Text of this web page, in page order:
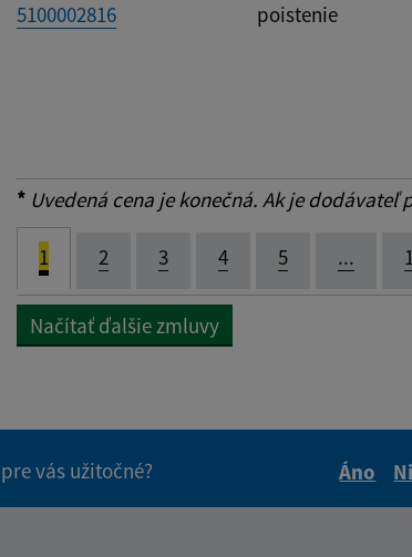
5100002816 poistenie
* Uvedená cena je konečná. Ak je dodávateľ
1 2 3 4 5 ...
Načítať ďalšie zmluvy
vás užitočné?
Áno